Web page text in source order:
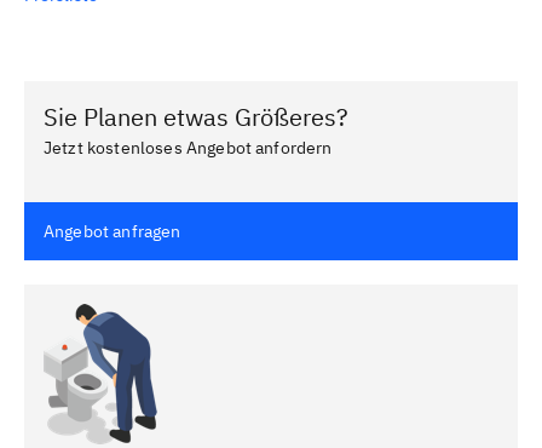
Sie Planen etwas Größeres?
Jetzt kostenloses Angebot anfordern
Angebot anfragen